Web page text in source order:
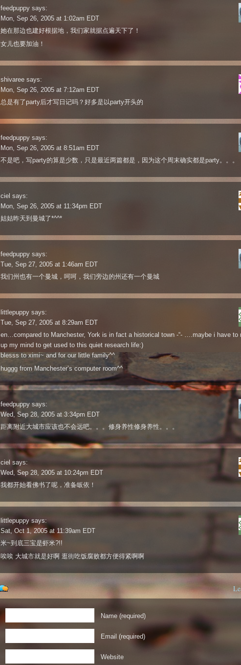
feedpuppy says:
Mon, Sep 26, 2005 at 1:02am EDT
她在那边也建好根据地，我们家就据点遍天下了！
女儿也要加油！
shivaree says:
Mon, Sep 26, 2005 at 7:12am EDT
总是有了party后才写日记吗？好多是以party开头的
feedpuppy says:
Mon, Sep 26, 2005 at 8:51am EDT
不是吧，写party的算是少数，只是最近两篇都是，因为这个周末确实都是party。。。
ciel says:
Mon, Sep 26, 2005 at 11:34pm EDT
姑姑昨天到曼城了*^^*
feedpuppy says:
Tue, Sep 27, 2005 at 1:46am EDT
我们州也有一个曼城，呵呵，我们旁边的州还有一个曼城
littlepuppy says:
Tue, Sep 27, 2005 at 8:29am EDT
en…compared to Manchester, York is in fact a historical town -“- ….maybe i have to
up my mind to get used to this quiet research life:)
blesss to ximi~ and for our little family^^
huggg from Manchester’s computer room^^
feedpuppy says:
Wed, Sep 28, 2005 at 3:34pm EDT
距离附近大城市应该也不会远吧。。。修身养性修身养性。。。
ciel says:
Wed, Sep 28, 2005 at 10:24pm EDT
我都开始看佛书了呢，准备皈依！
littlepuppy says:
Sat, Oct 1, 2005 at 11:39am EDT
米~到底三宝是虾米?!!
唉唉 大城市就是好啊 逛街吃饭腐败都方便得紧啊啊
Name (required)
Email (required)
Website